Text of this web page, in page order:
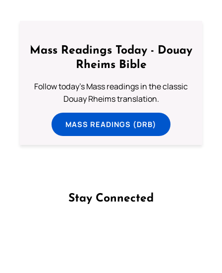
Mass Readings Today - Douay
Rheims Bible
Follow today's Mass readings in the classic
Douay Rheims translation.
MASS READINGS (DRB)
Stay Connected